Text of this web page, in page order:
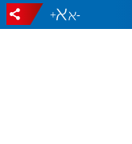
-
+